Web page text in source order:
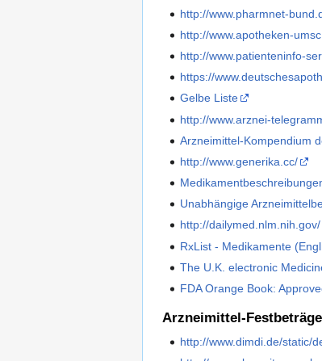
http://www.pharmnet-
http://www.apotheken-
http://www.patienteninfo-
https://
Gelbe Liste
http://www.arznei-
Arzneimittel-Kompendium
http://www.generika.cc/
Unabhängige
http://dailymed.nlm.nih.gov/
RxList - Medikamente
The U.K. electronic
FDA Orange Book:
Arzneimittel-Festbeträge
http://www.dimdi.de/static/